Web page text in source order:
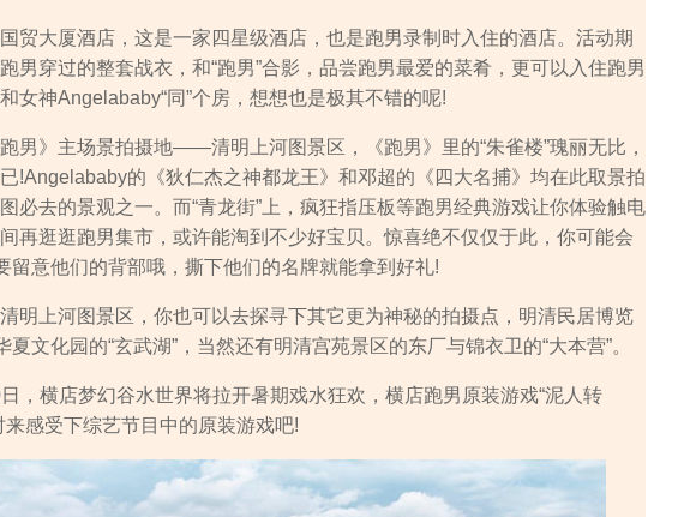
大厦酒店，这是一家四星级酒店，也是跑男录制时入住的酒店。活动期
男穿过的整套战衣，和“跑男”合影，品尝跑男最爱的菜肴，更可以入住跑男
女神Angelababy“同”个房，想想也是极其不错的呢!
》主场景拍摄地——清明上河图景区，《跑男》里的“朱雀楼”瑰丽无比，
!Angelababy的《狄仁杰之神都龙王》和邓超的《四大名捕》均在此取景拍
必去的景观之一。而“青龙街”上，疯狂指压板等跑男经典游戏让你体验触电
再逛逛跑男集市，或许能淘到不少好宝贝。惊喜绝不仅仅于此，你可能会
留意他们的背部哦，撕下他们的名牌就能拿到好礼!
上河图景区，你也可以去探寻下其它更为神秘的拍摄点，明清民居博览
夏文化园的“玄武湖”，当然还有明清宫苑景区的东厂与锦衣卫的“大本营”。
横店梦幻谷水世界将拉开暑期戏水狂欢，横店跑男原装游戏“泥人转
来感受下综艺节目中的原装游戏吧!